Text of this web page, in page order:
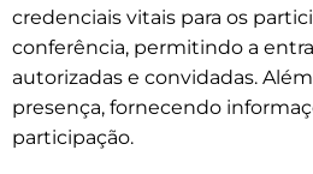
credenciais vitais para os
conferência, permitindo a
autorizadas e convidadas.
presença, fornecendo
participação.